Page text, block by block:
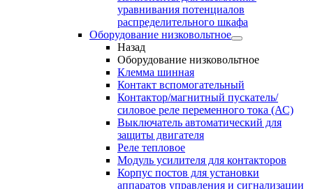
уравнивания потенциалов
распределительного шкафа
Оборудование низковольтное
Назад
Оборудование низковольтное
Клемма шинная
Контакт вспомогательный
Контактор/магнитный пускатель/
силовое реле переменного тока (АС)
Выключатель автоматический для
защиты двигателя
Реле тепловое
Модуль усилителя для контакторов
Корпус постов для установки
аппаратов управления и сигнализации